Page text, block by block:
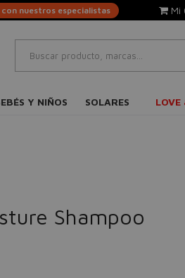
nuestros especialistas Mi
Y NIÑOS SOLARES LOVE
Shampoo